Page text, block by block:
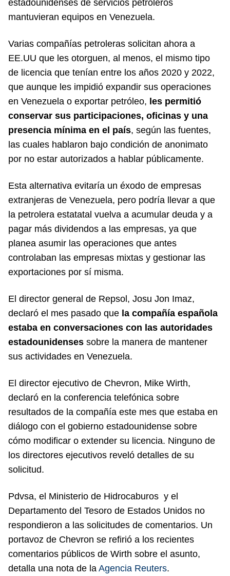
estadounidenses de servicios petroleros
mantuvieran equipos en Venezuela.
Varias compañías petroleras solicitan ahora a
EE.UU que les otorguen, al menos, el mismo tipo
de licencia que tenían entre los años 2020 y 2022,
que aunque les impidió expandir sus operaciones
en Venezuela o exportar petróleo, les permitió
conservar sus participaciones, oficinas y una
presencia mínima en el país, según las fuentes,
las cuales hablaron bajo condición de anonimato
por no estar autorizados a hablar públicamente.
Esta alternativa evitaría un éxodo de empresas
extranjeras de Venezuela, pero podría llevar a que
la petrolera estatatal vuelva a acumular deuda y a
pagar más dividendos a las empresas, ya que
planea asumir las operaciones que antes
controlaban las empresas mixtas y gestionar las
exportaciones por sí misma.
El director general de Repsol, Josu Jon Imaz,
declaró el mes pasado que la compañía española
estaba en conversaciones con las autoridades
estadounidenses sobre la manera de mantener
sus actividades en Venezuela.
El director ejecutivo de Chevron, Mike Wirth,
declaró en la conferencia telefónica sobre
resultados de la compañía este mes que estaba en
diálogo con el gobierno estadounidense sobre
cómo modificar o extender su licencia. Ninguno de
los directores ejecutivos reveló detalles de su
solicitud.
Pdvsa, el Ministerio de Hidrocaburos y el
Departamento del Tesoro de Estados Unidos no
respondieron a las solicitudes de comentarios. Un
portavoz de Chevron se refirió a los recientes
comentarios públicos de Wirth sobre el asunto,
detalla una nota de la Agencia Reuters.